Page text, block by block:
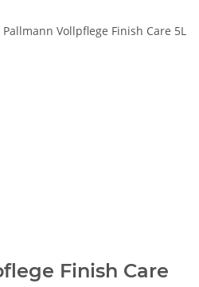
Finish Care